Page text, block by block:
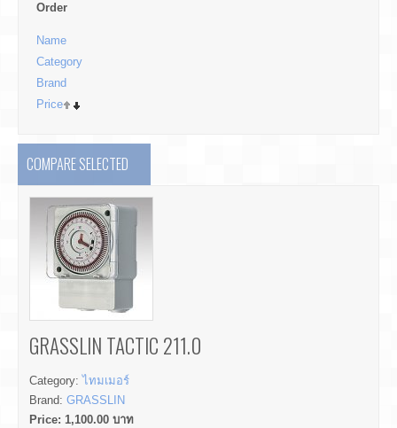
Order
Name
Category
Brand
Price
COMPARE SELECTED
GRASSLIN TACTIC 211.0
Category:ไทมเมอร์
Brand: GRASSLIN
Price: 1,100.00 บาท